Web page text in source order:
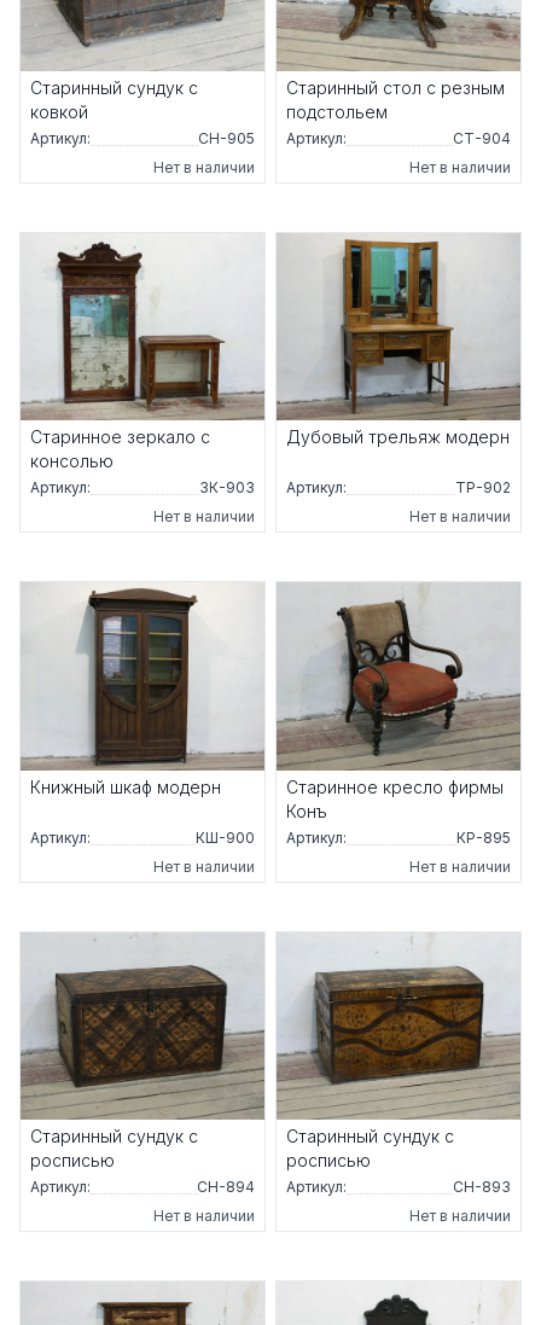
Старинный сундук с
ковкой
Артикул:
СН-905
Нет в наличии
Старинный стол с резным
подстольем
Артикул:
СТ-904
Нет в наличии
Старинное зеркало с
консолью
Артикул:
ЗК-903
Нет в наличии
Дубовый трельяж модерн
Артикул:
ТР-902
Нет в наличии
Книжный шкаф модерн
Артикул:
КШ-900
Нет в наличии
Старинное кресло фирмы
Конъ
Артикул:
КР-895
Нет в наличии
Старинный сундук с
росписью
Артикул:
СН-894
Нет в наличии
Старинный сундук с
росписью
Артикул:
СН-893
Нет в наличии